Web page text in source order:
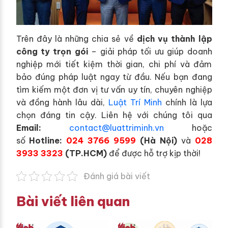
Trên đây là những chia sẻ về dịch vụ thành lập
công ty trọn gói– giải pháp tối ưu giúp doanh
nghiệp mới tiết kiệm thời gian, chi phí và đảm
bảo đúng pháp luật ngay từ đầu. Nếu bạn đang
tìm kiếm một đơn vị tư vấn uy tín, chuyên nghiệp
và đồng hành lâu dài, Luật Trí Minh chính là lựa
chọn đáng tin cậy. Liên hệ với chúng tôi qua
Email: contact@luattriminh.vn hoặc
số Hotline: 024 3766 9599 (Hà Nội) và 028
3933 3323 (TP.HCM) để được hỗ trợ kịp thời!
Đánh giá bài viết
Bài viết liên quan